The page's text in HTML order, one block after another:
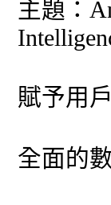
主題：
賦予用
全面的